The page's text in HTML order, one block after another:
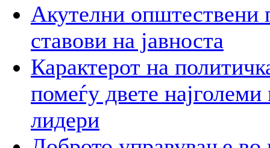
Акутелни
ставови на јавноста
Карактерот на
помеѓу двете
лидери